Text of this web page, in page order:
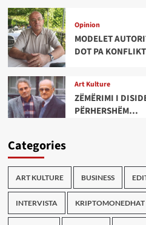
Opinion
MODELET
DOT PA
Art Kulture
ZËMËRIMI I
PËRHERSHËM…
Categories
ART KULTURE BUSINESS
INTERVISTA KRIPTOMONEDHAT